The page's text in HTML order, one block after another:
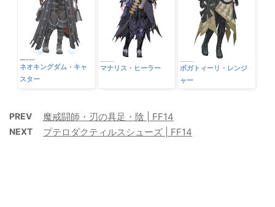
ネオキングダム・キャ
スター
マナリス・ヒーラー
ボガトィーリ・レンジ
ャー
PREV 魔戒闘師・刃の具足・陰 | FF14
NEXT プテロダクティルスシューズ | FF14